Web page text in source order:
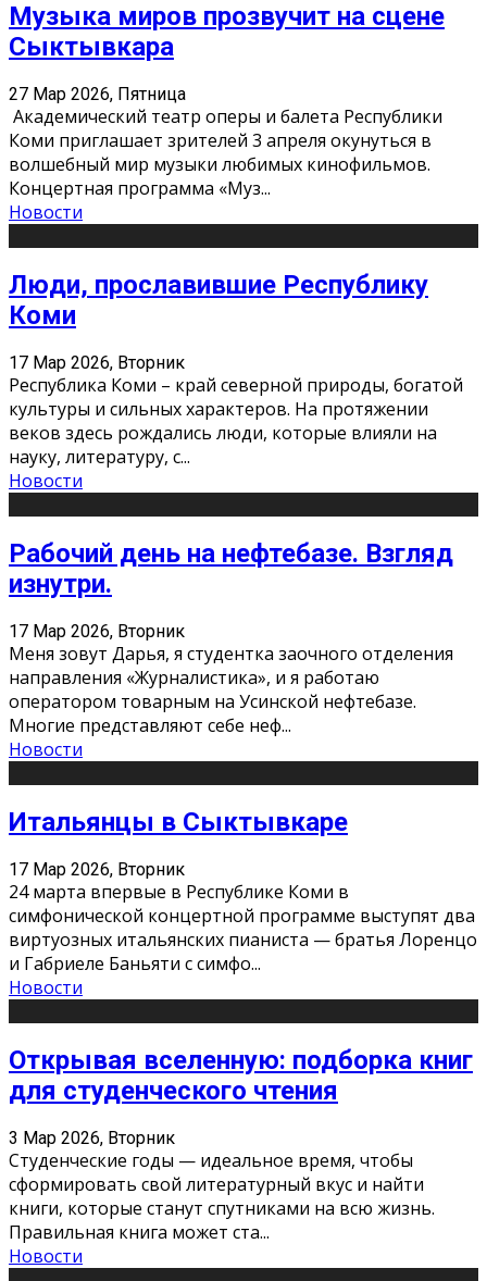
Музыка миров прозвучит на сцене
Сыктывкара
27 Мар 2026, Пятница
Академический театр оперы и балета Республики
Коми приглашает зрителей 3 апреля окунуться в
волшебный мир музыки любимых кинофильмов.
Концертная программа «Муз...
Новости
Люди, прославившие Республику
Коми
17 Мар 2026, Вторник
Республика Коми – край северной природы, богатой
культуры и сильных характеров. На протяжении
веков здесь рождались люди, которые влияли на
науку, литературу, с...
Новости
Рабочий день на нефтебазе. Взгляд
изнутри.
17 Мар 2026, Вторник
Меня зовут Дарья, я студентка заочного отделения
направления «Журналистика», и я работаю
оператором товарным на Усинской нефтебазе.
Многие представляют себе неф...
Новости
Итальянцы в Сыктывкаре
17 Мар 2026, Вторник
24 марта впервые в Республике Коми в
симфонической концертной программе выступят два
виртуозных итальянских пианиста — братья Лоренцо
и Габриеле Баньяти с симфо...
Новости
Открывая вселенную: подборка книг
для студенческого чтения
3 Мар 2026, Вторник
Студенческие годы — идеальное время, чтобы
сформировать свой литературный вкус и найти
книги, которые станут спутниками на всю жизнь.
Правильная книга может ста...
Новости